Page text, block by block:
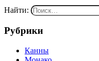
Найти:
Рубрики
Канны